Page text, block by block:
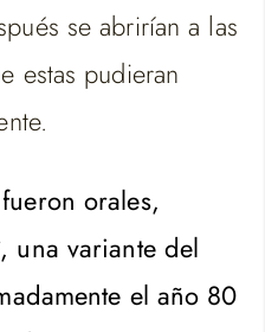
se abrirían a las
estas pudieran
orales,
una variante del
el año 80